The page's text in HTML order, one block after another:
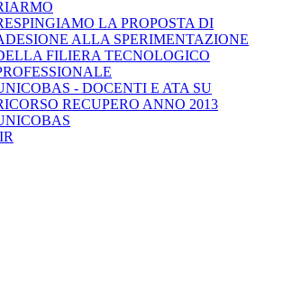
LA PROPOSTA DI
ALLA SPERIMENTAZIONE
FILIERA TECNOLOGICO
- DOCENTI E ATA SU
RECUPERO ANNO 2013